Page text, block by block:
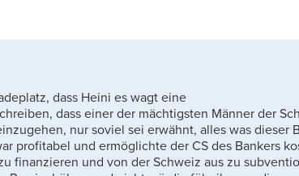
dass Heini es wagt eine
dass einer der mächtigsten Männer der
nur soviel sei erwähnt, alles was dieser
profitabel und ermöglichte der CS des Bankers
finanzieren und von der Schweiz aus zu